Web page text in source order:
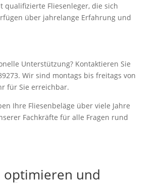
Fliesenleger, die sich
über jahrelange Erfahrung und
Unterstützung? Kontaktieren Sie
Wir sind montags bis freitags von
für Sie erreichbar.
Ihre Fliesenbeläge über viele Jahre
Fachkräfte für alle Fragen rund
optimieren und